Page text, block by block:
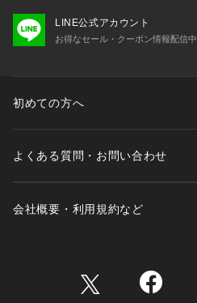
LINE公式アカウント
お得なセール・クーポン情報配信中
初めての方へ
よくある質問・お問い合わせ
会社概要・利用規約など